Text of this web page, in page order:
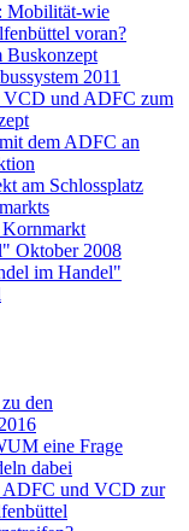
Mobilität-wie
voran?
Buskonzept
2011
VCD und ADFC zum
dem ADFC an
am Schlossplatz
Oktober 2008
im Handel"
den
eine Frage
dabei
ADFC und VCD zur